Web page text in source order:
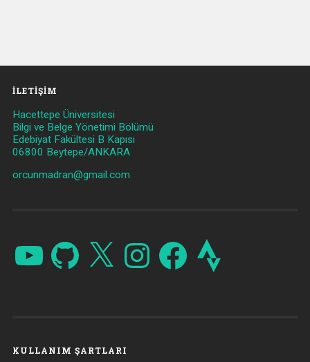
İLETIŞIM
Hacettepe Üniversitesi
Bilgi ve Belge Yönetimi Bölümü
Edebiyat Fakültesi B Kapısı
06800 Beytepe/ANKARA
orcunmadran@gmail.com
YouTube GitHub X InstagramFacebook Strava
KULLANIM ŞARTLARI